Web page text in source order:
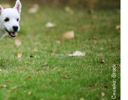
Снимка: iStock